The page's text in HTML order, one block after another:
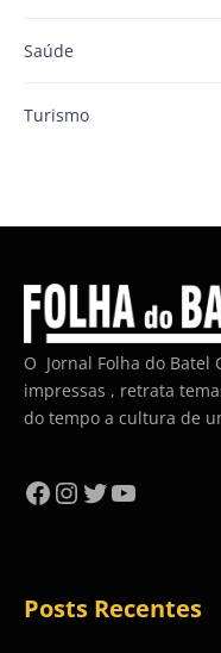
Saúde
Turismo
O Jornal Folha do Batel
impressas , retrata
do tempo a cultura de
Facebook
Instagram
Twitter
YouTube
Posts Recentes